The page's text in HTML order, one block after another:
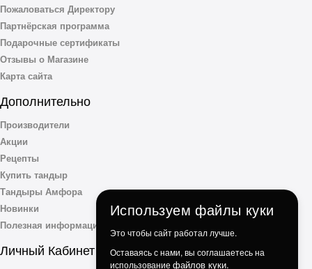
Пожаловаться Директору
Партнёрская программа
Подарочные сертификаты
Отзывы о Магазине
Карта сайта
Дополнительно
Производители
Акции
Рецепты
Купить тандыр
Тандыры Амфора
Новинки
Полезная информация
Личный Кабинет
Используем файлы куки
Это чтобы сайт работал лучше.
Оставаясь с нами, вы соглашаетесь на
использование файлов куки.